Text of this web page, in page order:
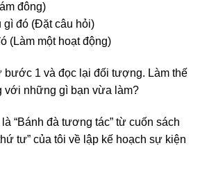
đông)
gì đó (Đặt câu hỏi)
(Làm một hoạt động)
bước 1 và đọc lại đối tượng. Làm thế
với những gì bạn vừa làm?
“Bánh đà tương tác” từ cuốn sách
tư” của tôi về lập kế hoạch sự kiện